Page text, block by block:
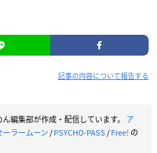
記事の内容について報告する
編集部が作成・配信しています。 ア
ラームーン/PSYCHO-PASS/Free! の